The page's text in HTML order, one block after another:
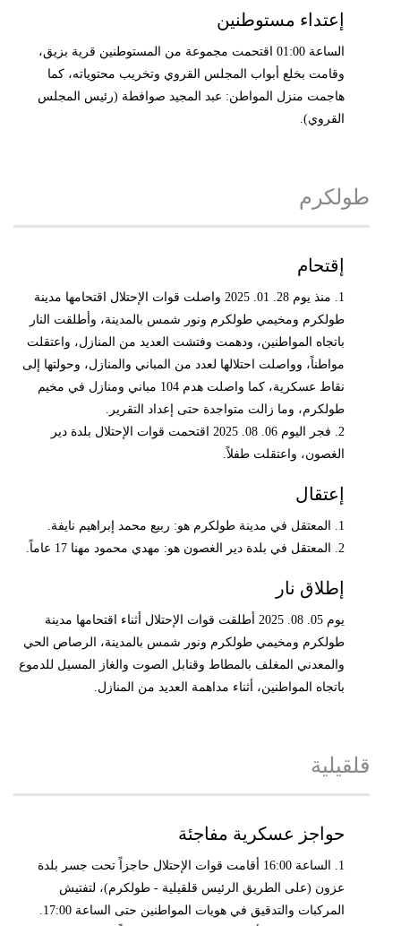
إعتداء مستوطنين
الساعة 01:00 اقتحمت مجموعة من المستوطنين قرية بزيق،
وقامت بخلع أبواب المجلس القروي وتخريب محتوياته، كما
هاجمت منزل المواطن: عبد المجيد صوافطة (رئيس المجلس
القروي).
طولكرم
إقتحام
1. منذ يوم 28. 01. 2025 واصلت قوات الإحتلال اقتحامها مدينة
طولكرم ومخيمي طولكرم ونور شمس بالمدينة، وأطلقت النار
باتجاه المواطنين، ودهمت وفتشت العديد من المنازل، واعتقلت
مواطناً، وواصلت احتلالها لعدد من المباني والمنازل، وحولتها إلى
نقاط عسكرية، كما واصلت هدم 104 مباني ومنازل في مخيم
طولكرم، وما زالت متواجدة حتى إعداد التقرير.
2. فجر اليوم 06. 08. 2025 اقتحمت قوات الإحتلال بلدة دير
الغصون، واعتقلت طفلاً.
إعتقال
1. المعتقل في مدينة طولكرم هو: ربيع محمد إبراهيم نايفة.
2. المعتقل في بلدة دير الغصون هو: مهدي محمود مهنا 17 عاماً.
إطلاق نار
يوم 05. 08. 2025 أطلقت قوات الإحتلال أثناء اقتحامها مدينة
طولكرم ومخيمي طولكرم ونور شمس بالمدينة، الرصاص الحي
والمعدني المغلف بالمطاط وقنابل الصوت والغاز المسيل للدموع
باتجاه المواطنين، أثناء مداهمة العديد من المنازل.
قلقيلية
حواجز عسكرية مفاجئة
1. الساعة 16:00 أقامت قوات الإحتلال حاجزاً تحت جسر بلدة
عزون (على الطريق الرئيس قلقيلية - طولكرم)، لتفتيش
المركبات والتدقيق في هويات المواطنين حتى الساعة 17:00.